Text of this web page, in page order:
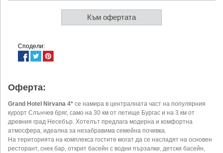
Към офертата
Сподели:
Оферта:
Grand Hotel Nirvana 4* се намира в централната част на популярния
курорт Слънчев бряг, само на 30 км от летище Бургас и на 3 км от
древния град Несебър. Хотелът предлага модерна и комфортна
атмосфера, идеална за незабравима семейна почивка.
На територията на комплекса гостите могат да се насладят на основен
ресторант, снек бар, открит басейн с водни пързалки, детски басейн,